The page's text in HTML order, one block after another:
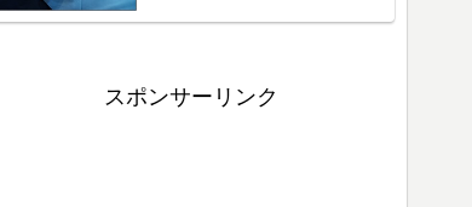
スポンサーリンク